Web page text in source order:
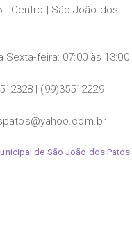
- Centro | São João dos
feira: 07:00 às 13:00
| (99)35512229
de São João dos Patos